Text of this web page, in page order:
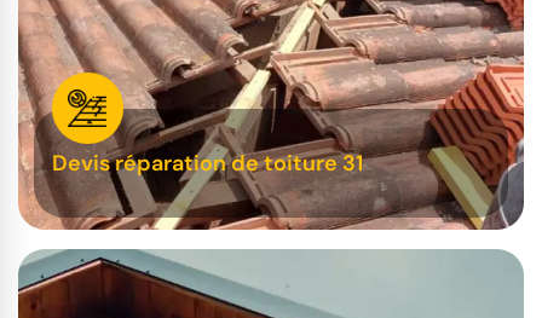
Devis réparation de toiture 31